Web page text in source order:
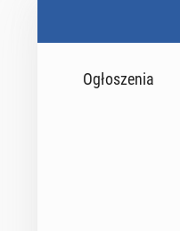
Ogłoszenia